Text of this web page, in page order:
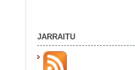
JARRAITU